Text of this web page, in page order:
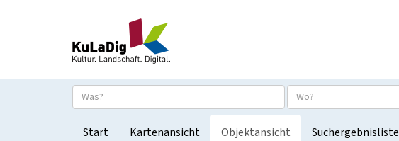
Start Kartenansicht Objektansicht Suchergebnisliste